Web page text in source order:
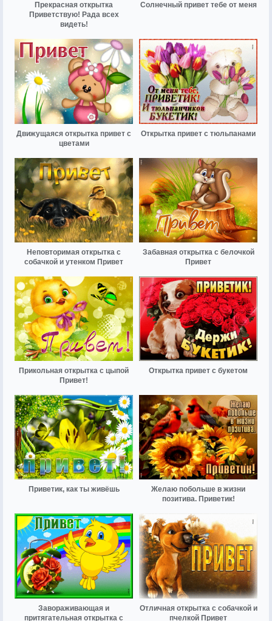
Прекрасная открытка
Приветствую! Рада всех
видеть!
Солнечный привет тебе от меня
Движущаяся открытка привет с
цветами
Открытка привет с тюльпанами
Неповторимая открытка с
собачкой и утенком Привет
Забавная открытка с белочкой
Привет
Прикольная открытка с цыпой
Привет!
Открытка привет с букетом
Приветик, как ты живёшь
Желаю побольше в жизни
позитива. Приветик!
Завораживающая и
притягательная открытка с
Отличная открытка с собачкой и
пчелкой Привет